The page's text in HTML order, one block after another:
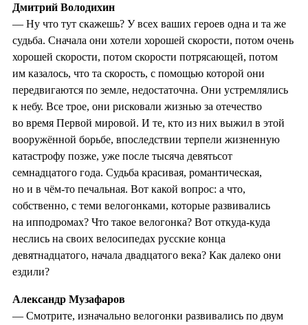
Дмитрий Володихин
— Ну что тут скажешь? У всех ваших героев одна и та же
судьба. Сначала они хотели хорошей скорости, потом очень
хорошей скорости, потом скорости потрясающей, потом
им казалось, что та скорость, с помощью которой они
передвигаются по земле, недостаточна. Они устремлялись
к небу. Все трое, они рисковали жизнью за отечество
во время Первой мировой. И те, кто из них выжил в этой
вооружённой борьбе, впоследствии терпели жизненную
катастрофу позже, уже после тысяча девятьсот
семнадцатого года. Судьба красивая, романтическая,
но и в чём-то печальная. Вот какой вопрос: а что,
собственно, с теми велогонками, которые развивались
на ипподромах? Что такое велогонка? Вот откуда-куда
неслись на своих велосипедах русские конца
девятнадцатого, начала двадцатого века? Как далеко они
ездили?
Александр Музафаров
— Смотрите, изначально велогонки развивались по двум